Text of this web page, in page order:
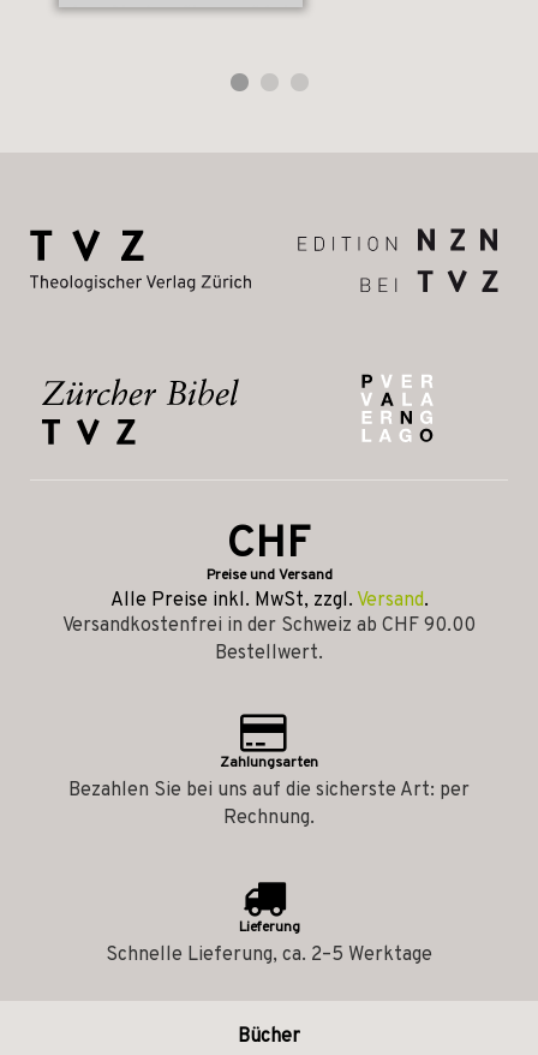
CHF
Preise und Versand
Alle Preise inkl. MwSt, zzgl. Versand.
Versandkostenfrei in der Schweiz ab CHF 90.00
Bestellwert.
Zahlungsarten
Bezahlen Sie bei uns auf die sicherste Art: per
Rechnung.
Lieferung
Schnelle Lieferung, ca. 2–5 Werktage
Bücher